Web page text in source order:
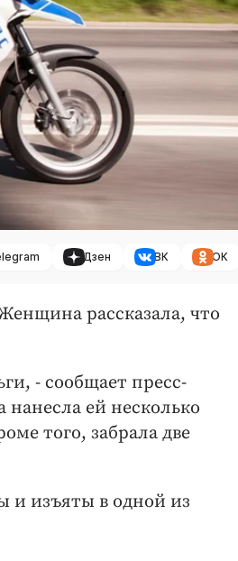
Дзен ВК ОК
рассказала, что
- сообщает пресс-
нанесла ей несколько
того, забрала две
и изъяты в одной из